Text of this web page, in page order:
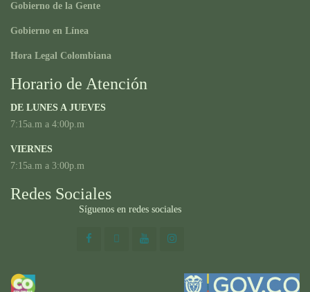
Gobierno de la Gente
Gobierno en Línea
Hora Legal Colombiana
Horario de Atención
DE LUNES A JUEVES
7:15a.m a 4:00p.m
VIERNES
7:15a.m a 3:00p.m
Redes Sociales
Síguenos en redes sociales